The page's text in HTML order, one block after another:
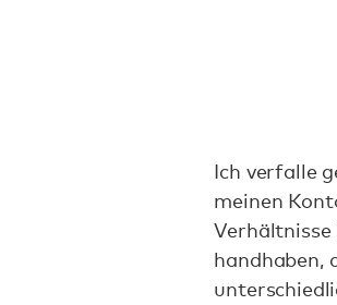
Ich verfalle
meinen
Verhältnisse
handhaben,